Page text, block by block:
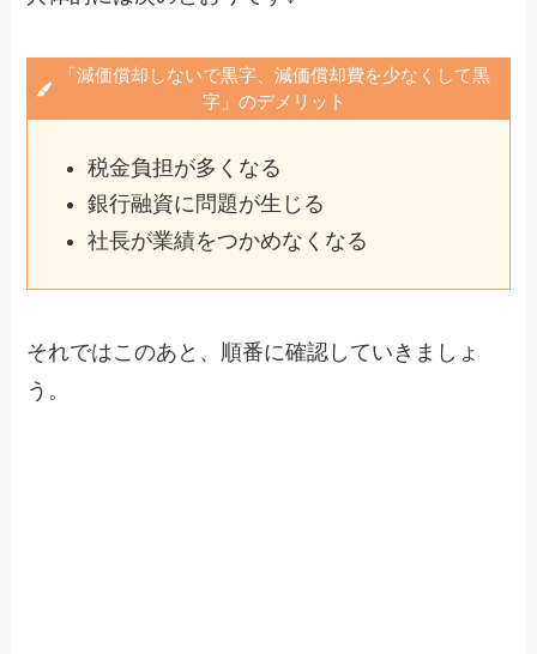
「減価償却しないで黒字、減価償却費を少なくして黒
字」のデメリット
税金負担が多くなる
銀行融資に問題が生じる
社長が業績をつかめなくなる
それではこのあと、順番に確認していきましょ
う。